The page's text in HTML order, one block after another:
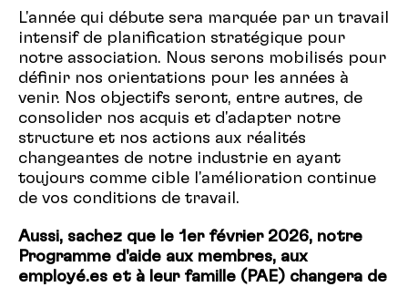
L'année qui débute sera marquée par un travail
intensif de planification stratégique pour
notre association. Nous serons mobilisés pour
définir nos orientations pour les années à
venir. Nos objectifs seront, entre autres, de
consolider nos acquis et d'adapter notre
structure et nos actions aux réalités
changeantes de notre industrie en ayant
toujours comme cible l'amélioration continue
de vos conditions de travail.
Aussi, sachez que le 1 er février 2026, notre
Programme d'aide aux membres, aux
employé.es et à leur famille ( PAE) changera de